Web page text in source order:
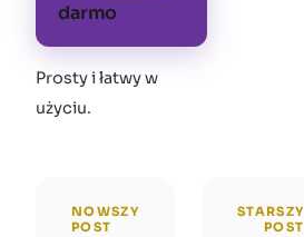
darmo
Prosty i łatwy w
użyciu.
NOWSZY
POST
STARSZY
POST